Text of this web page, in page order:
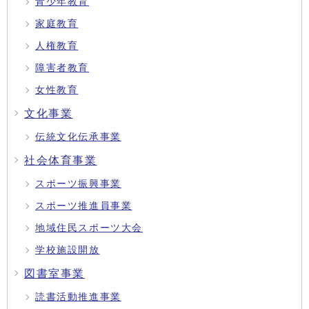
家庭教育
人権教育
障害者教育
女性教育
文化事業
伝統文化伝承事業
社会体育事業
スポーツ振興事業
スポーツ推進員事業
地域住民スポーツ大会
学校施設開放
図書室事業
読書活動推進事業